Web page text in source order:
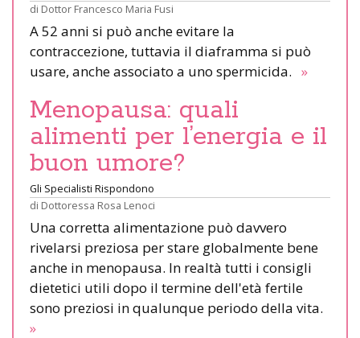
di Dottor Francesco Maria Fusi
A 52 anni si può anche evitare la
contraccezione, tuttavia il diaframma si può
usare, anche associato a uno spermicida. »
Menopausa: quali
alimenti per l’energia e il
buon umore?
Gli Specialisti Rispondono
di Dottoressa Rosa Lenoci
Una corretta alimentazione può davvero
rivelarsi preziosa per stare globalmente bene
anche in menopausa. In realtà tutti i consigli
dietetici utili dopo il termine dell'età fertile
sono preziosi in qualunque periodo della vita.
»